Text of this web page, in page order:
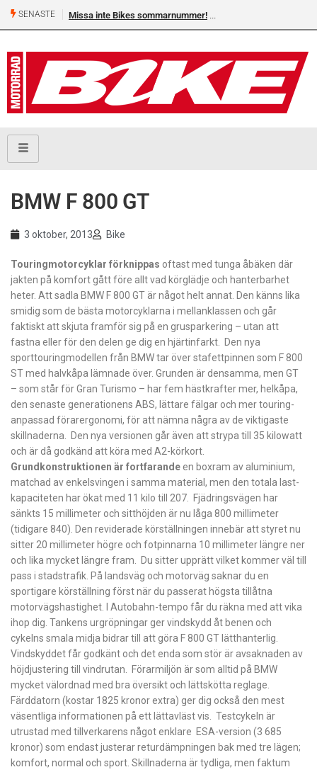
SENASTE Missa inte Bikes sommarnummer!
BMW F 800 GT
3 oktober, 2013 Bike
Touringmotorcyklar förknippas oftast med tunga åbäken där
jakten på komfort gått före allt vad körglädje och hanterbarhet
heter. Att sadla BMW F 800 GT är något helt annat. Den känns lika
smidig som de bästa motorcyklarna i mellan­klassen och går
faktiskt att skjuta framför sig på en grusparkering – utan att
fastna eller för den delen ge dig en hjärtinfarkt. Den nya
sporttouringmodellen från BMW tar över stafettpinnen som F 800
ST med halvkåpa lämnade över. Grunden är densamma, men GT
– som står för Gran ­Turismo – har fem hästkrafter mer, helkåpa,
den senaste generationens ABS, lättare fälgar och mer touring­
anpassad förarergonomi, för att nämna några av de viktig­aste
skillnaderna. Den nya versionen går även att strypa till 35 kilowatt
och är då godkänd att köra med A2-körkort.
Grundkonstruktionen är fortfarandeen boxram av aluminium,
matchad av enkel­svingen i samma material, men den totala last­
kapaciteten har ökat med 11 kilo till 207. Fjädringsvägen har
sänkts 15 millimeter och sitthöjden är nu låga 800 millimeter
(tidigare 840). Den reviderade körställningen innebär att styret nu
sitter 20 millimeter högre och fotpinnarna 10 millimeter längre ner
och lika mycket längre fram. Du sitter upprätt vilket kommer väl till
pass i stadstrafik. På landsväg och motorväg ­saknar du en
sportigare körställning först när du passerat högsta tillåtna
motorvägs­hastighet. I ­Autobahn-tempo får du räkna med att vika
ihop dig. Tankens urgröpningar ger vindskydd åt benen och
cykelns smala midja ­bidrar till att göra F 800 GT lätt­hanterlig.
Vindskyddet får godkänt och det enda som stör är avsaknaden av
höjdjustering till ­vindrutan. Förarmiljön är som alltid på BMW
mycket välordnad med bra översikt och lättskötta reglage.
Färddatorn (kostar 1825 kronor extra) ger dig också den mest
väsentliga ­informationen på ett lättavläst vis. Testcykeln är
utrustad med tillverkarens något enklare ESA-version (3 685
kronor) som endast justerar returdämpningen bak med tre ­lägen;
komfort, normal och sport. Skillnaderna är tydliga, men faktum